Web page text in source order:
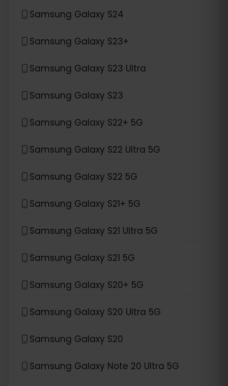
Samsung Galaxy S24
Samsung Galaxy S23+
Samsung Galaxy S23 Ultra
Samsung Galaxy S23
Samsung Galaxy S22+ 5G
Samsung Galaxy S22 Ultra 5G
Samsung Galaxy S22 5G
Samsung Galaxy S21+ 5G
Samsung Galaxy S21 Ultra 5G
Samsung Galaxy S21 5G
Samsung Galaxy S20+ 5G
Samsung Galaxy S20 Ultra 5G
Samsung Galaxy S20
Samsung Galaxy Note 20 Ultra 5G